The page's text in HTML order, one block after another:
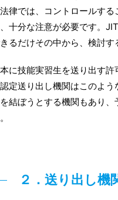
律では、コントロールす
十分な注意が必要です。
るだけその中から、検討す
に技能実習生を送り出す
定送り出し機関はこのよ
結ぼうとする機関もあり
２．送り出し機